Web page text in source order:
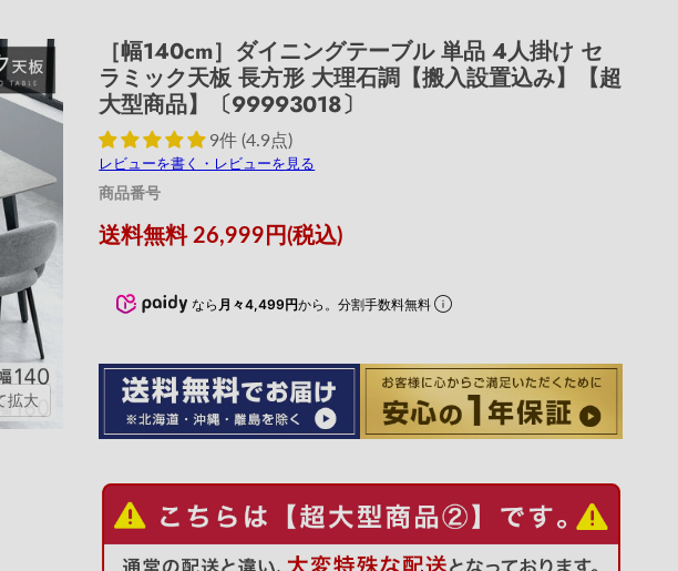
拡大
［幅140cm］ダイニングテーブル 単品 4人掛け セ
ラミック天板 長方形 大理石調【搬入設置込み】【超
大型商品】〔99993018〕
9件 (4.9点)
レビューを書く・レビューを見る
商品番号
現在の価格
送料無料 26,999円(税込)
なら 月々4,499円から。分割手数料無料